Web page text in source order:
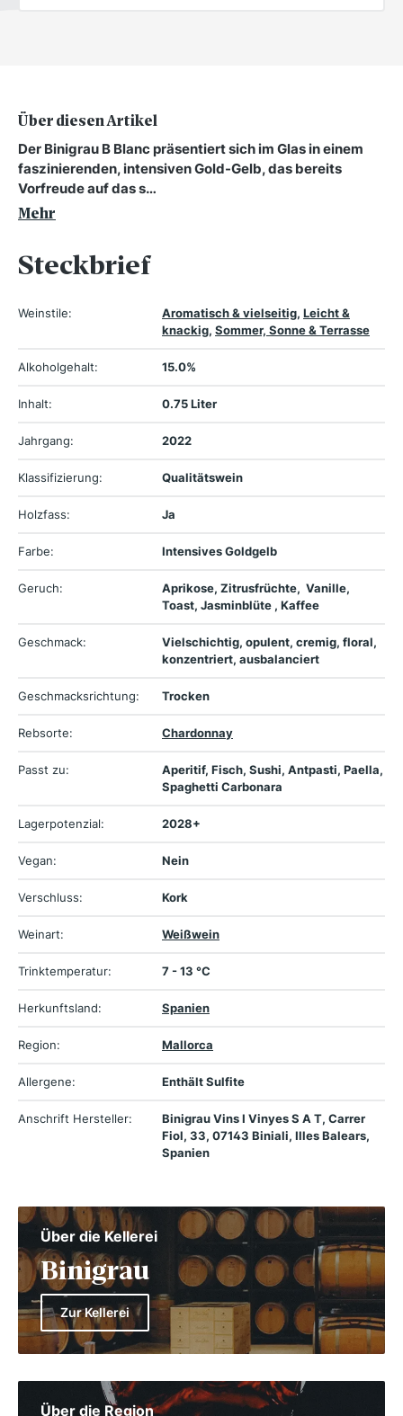
Über diesen Artikel
Der Binigrau B Blanc präsentiert sich im Glas in einem
faszinierenden, intensiven Gold-Gelb, das bereits
Vorfreude auf das s…
Mehr
Steckbrief
Weinstile: Aromatisch & vielseitig, Leicht &
knackig, Sommer, Sonne & Terrasse
Alkoholgehalt: 15.0%
Inhalt: 0.75 Liter
Jahrgang: 2022
Klassifizierung: Qualitätswein
Holzfass: Ja
Farbe: Intensives Goldgelb
Geruch:
Aprikose, Zitrusfrüchte, Vanille,
Toast, Jasminblüte , Kaffee
Geschmack:
Vielschichtig, opulent, cremig, floral,
konzentriert, ausbalanciert
Geschmacksrichtung: Trocken
Rebsorte: Chardonnay
Passt zu:
Aperitif, Fisch, Sushi, Antpasti, Paella,
Spaghetti Carbonara
Lagerpotenzial: 2028+
Vegan: Nein
Verschluss: Kork
Weinart: Weißwein
Trinktemperatur: 7 - 13 °C
Herkunftsland: Spanien
Region: Mallorca
Allergene: Enthält Sulfite
Anschrift Hersteller:
Binigrau Vins I Vinyes S A T, Carrer
Fiol, 33, 07143 Biniali, Illes Balears,
Spanien
Über die Kellerei
Binigrau
Zur Kellerei
Über die Region